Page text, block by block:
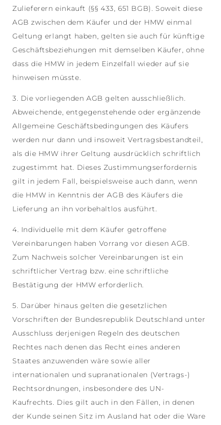
Zulieferern einkauft (§§ 433, 651 BGB). Soweit diese
AGB zwischen dem Käufer und der HMW einmal
Geltung erlangt haben, gelten sie auch für künftige
Geschäftsbeziehungen mit demselben Käufer, ohne
dass die HMW in jedem Einzelfall wieder auf sie
hinweisen müsste.
3. Die vorliegenden AGB gelten ausschließlich.
Abweichende, entgegenstehende oder ergänzende
Allgemeine Geschäftsbedingungen des Käufers
werden nur dann und insoweit Vertragsbestandteil,
als die HMW ihrer Geltung ausdrücklich schriftlich
zugestimmt hat. Dieses Zustimmungserfordernis
gilt in jedem Fall, beispielsweise auch dann, wenn
die HMW in Kenntnis der AGB des Käufers die
Lieferung an ihn vorbehaltlos ausführt.
4. Individuelle mit dem Käufer getroffene
Vereinbarungen haben Vorrang vor diesen AGB.
Zum Nachweis solcher Vereinbarungen ist ein
schriftlicher Vertrag bzw. eine schriftliche
Bestätigung der HMW erforderlich.
5. Darüber hinaus gelten die gesetzlichen
Vorschriften der Bundesrepublik Deutschland unter
Ausschluss derjenigen Regeln des deutschen
Rechtes nach denen das Recht eines anderen
Staates anzuwenden wäre sowie aller
internationalen und supranationalen (Vertrags-)
Rechtsordnungen, insbesondere des UN-
Kaufrechts. Dies gilt auch in den Fällen, in denen
der Kunde seinen Sitz im Ausland hat oder die Ware